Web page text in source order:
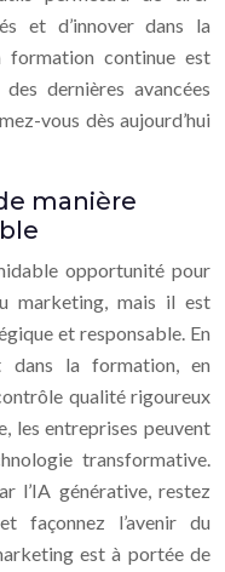
et d’innover dans la
formation continue est
dernières avancées
vous dès aujourd’hui
manière
opportunité pour
marketing, mais il est
et responsable. En
dans la formation, en
qualité rigoureux
les entreprises peuvent
transformative.
l’IA générative, restez
façonnez l’avenir du
est à portée de